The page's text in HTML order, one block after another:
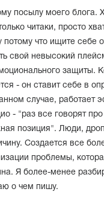
посылу моего блога.
читаки, просто
потому что ищите себе
свой невысокий
защиты.
- он ставит себе в
случае, работает
- "раз все говорят про
позиция". Люди,
Создается все
проблемы,
Я более-менее
о чем пишу.